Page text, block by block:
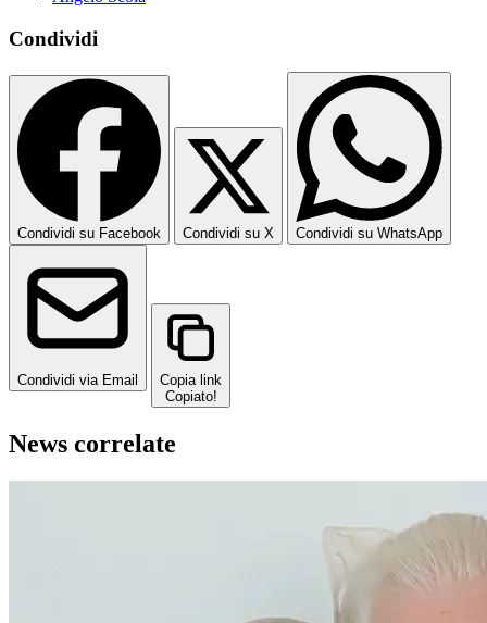
Condividi
Condividi su Facebook Condividi su X Condividi su WhatsApp
Condividi via Email
Copia link
Copiato!
News correlate